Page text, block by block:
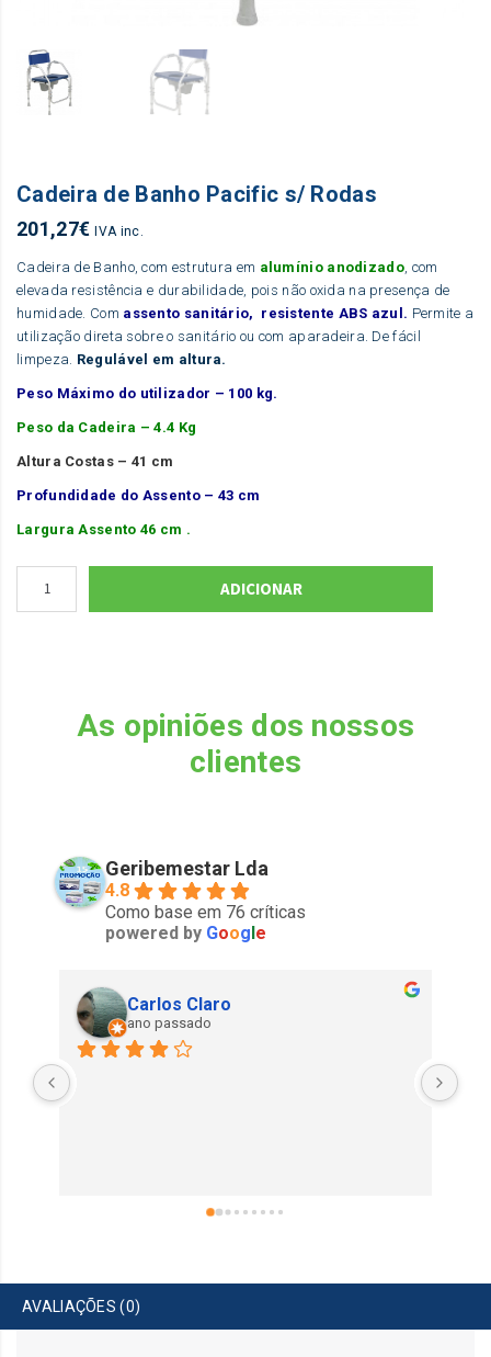
Cadeira de Banho Pacific s/ Rodas
201,27€ IVA inc.
Cadeira de Banho, com estrutura em alumínio anodizado, com
elevada resistência e durabilidade, pois não oxida na presença de
humidade. Com assento sanitário, resistente ABS azul. Permite a
utilização direta sobre o sanitário ou com aparadeira. De fácil
limpeza. Regulável em altura.
Peso Máximo do utilizador – 100 kg.
Peso da Cadeira – 4.4 Kg
Altura Costas – 41 cm
Profundidade do Assento – 43 cm
Largura Assento 46 cm .
ADICIONAR
As opiniões dos nossos
clientes
Geribemestar Lda
4.8
Como base em 76 críticas
powered by Google
Carlos Claro
ano passado
AVALIAÇÕES (0)